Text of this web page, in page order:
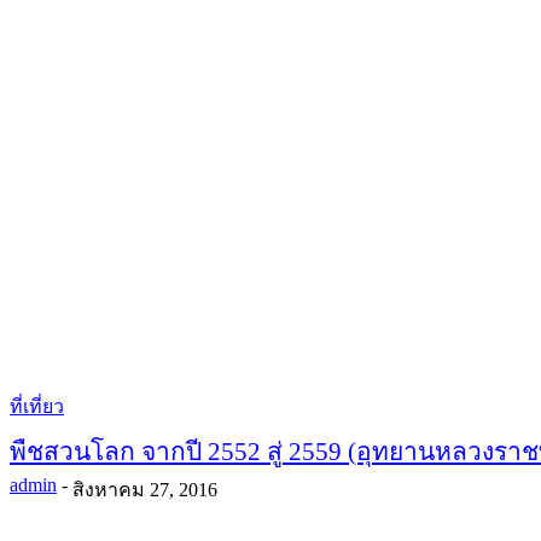
ที่เที่ยว
พืชสวนโลก จากปี 2552 สู่ 2559 (อุทยานหลวงรา
admin - สิงหาคม 27, 2016